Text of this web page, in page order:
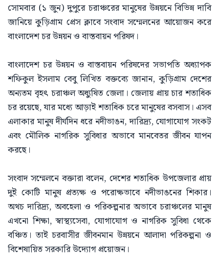
সোমবার (১ জুন) দুপুরে চরাঞ্চরের মানুষের উন্নয়নে বিভিন্ন দাবি
জানিয়ে কুড়িগ্রাম প্রেস ক্লাবে সংবাদ সম্মেলনের আয়োজন করে
বাংলাদেশ চর উন্নয়ন ও বাস্তবায়ন পরিষদ।
বাংলাদেশ চর উন্নয়ন ও বাস্তবায়ন পরিষদের সভাপতি অধ্যাপক
শফিকুল ইসলাম বেবু লিখিত বক্তব্যে জানান, কুড়িগ্রাম দেশের
অন্যতম বৃহৎ চরাঞ্চল অধ্যুষিত জেলা। জেলায় প্রায় চার শতাধিক
চর রয়েছে, যার মধ্যে আড়াই শতাধিক চরে মানুষের বসবাস। এসব
এলাকার মানুষ দীর্ঘদিন ধরে নদীভাঙন, দারিদ্র্য, যোগাযোগ সংকট
এবং মৌলিক নাগরিক সুবিধার অভাবে মানবেতর জীবন যাপন
করছে।
সংবাদ সম্মেলনে বক্তারা বলেন, দেশের শতাধিক উপজেলার প্রায়
দুই কোটি মানুষ প্রত্যক্ষ ও পরোক্ষভাবে নদীভাঙনের শিকার।
অথচ দারিদ্র্য, অবহেলা ও পরিকল্পনার অভাবে চরাঞ্চলের মানুষ
এখনো শিক্ষা, স্বাস্থ্যসেবা, যোগাযোগ ও নাগরিক সুবিধা থেকে
বঞ্চিত। তাই চরবাসীর জীবনমান উন্নয়নে আলাদা পরিকল্পনা ও
বিশেষায়িত সরকারি উদ্যোগ প্রয়োজন।